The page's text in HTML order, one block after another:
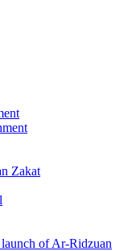
Zakat
of Ar-Ridzuan